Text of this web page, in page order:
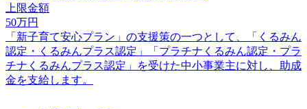
上限金額
50万円
「新子育て安心プラン」の支援策の一つとして、「くるみん
認定・くるみんプラス認定」「プラチナくるみん認定・プラ
チナくるみんプラス認定」を受けた中小事業主に対し、助成
金を支給します。